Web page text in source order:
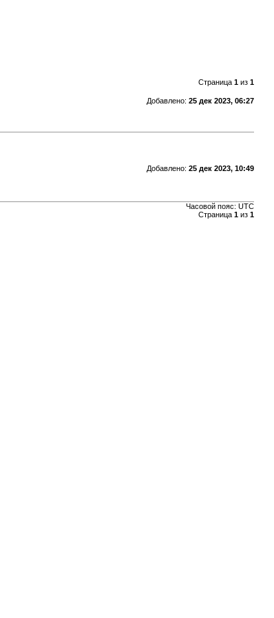
Страница 1из 1
Добавлено: 25 дек 2023, 06:27
Добавлено: 25 дек 2023, 10:49
Часовой пояс: UTC
Страница 1из 1